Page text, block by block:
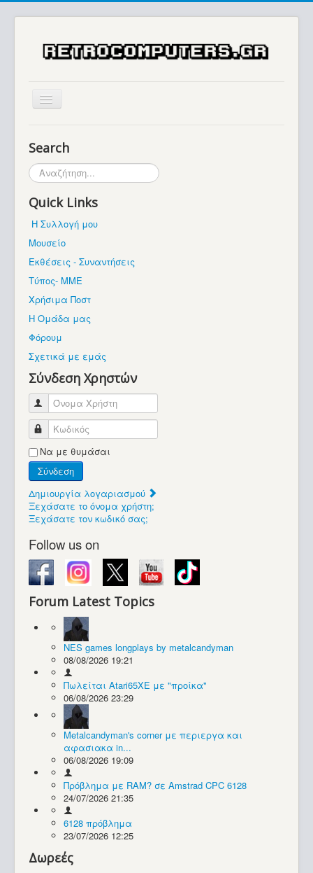
Μουσείο
Βρίσκεστε εδώ:
Συλλογές / Projects
Search
Αναζήτηση...
Quick Links
Η Συλλογή μου
Μουσείο
Εκθέσεις - Συναντήσεις
Τύπος- ΜΜΕ
Χρήσιμα Ποστ
Η Ομάδα μας
Φόρουμ
Σχετικά με εμάς
Σύνδεση Χρηστών
Όνομα Χρήστη
Κωδικός
Να με θυμάσαι
Σύνδεση
Δημιουργία λογαριασμού
Ξεχάσατε το όνομα χρήστη;
Ξεχάσατε τον κωδικό σας;
Follow us on
Forum Latest Topics
NES games longplays by metalcandyman
08/08/2026 19:21
Πωλείται Atari65XE με "προίκα"
06/08/2026 23:29
Metalcandyman's corner με περιεργα και
αφασιακα in...
06/08/2026 19:09
Πρόβλημα με RAM? σε Amstrad CPC 6128
24/07/2026 21:35
6128 πρόβλημα
23/07/2026 12:25
Δωρεές